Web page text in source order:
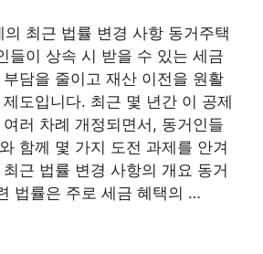
의 최근 법률 변경 사항 동거주택
들이 상속 시 받을 수 있는 세금
담을 줄이고 재산 이전을 원활
도입니다. 최근 몇 년간 이 공제
러 차례 개정되면서, 동거인들
함께 몇 가지 도전 과제를 안겨
근 법률 변경 사항의 개요 동거
법률은 주로 세금 혜택의 …